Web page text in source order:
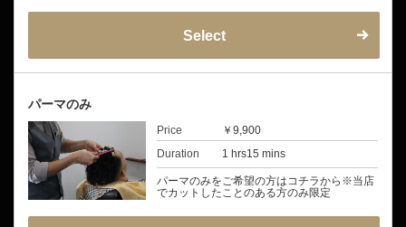
Select
パーマのみ
Price
￥9,900
Duration
1 hrs15 mins
パーマのみをご希望の方はコチラから※当店
でカットしたことのある方のみ限定